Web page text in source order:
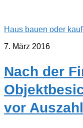
Haus bauen oder
7. März 2016
Nach der
vor